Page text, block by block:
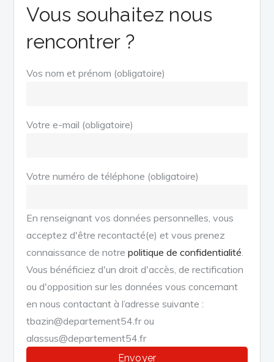
Vous souhaitez nous
rencontrer ?
Vos nom et prénom (obligatoire)
Votre e-mail (obligatoire)
Votre numéro de téléphone (obligatoire)
En renseignant vos données personnelles, vous
acceptez d'être recontacté(e) et vous prenez
connaissance de notrepolitique de confidentialité
Vous bénéficiez d'un droit d'accès, de rectification
ou d'opposition sur les données vous concernant
en nous contactant à l’adresse suivante :
tbazin@departement54.fr ou
alassus@departement54.fr